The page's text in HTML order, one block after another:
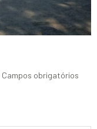
Campos obrigatórios